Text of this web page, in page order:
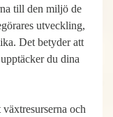
till den miljö de
utveckling,
Det betyder att
du dina
och